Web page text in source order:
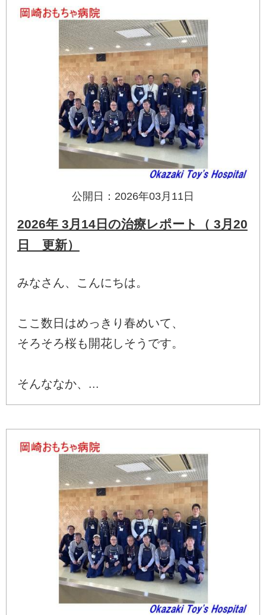
公開日：2026年03月11日
2026年 3月14日の治療レポート（ 3月20
日 更新）
みなさん、こんにちは。
ここ数日はめっきり春めいて、
そろそろ桜も開花しそうです。
そんななか、...